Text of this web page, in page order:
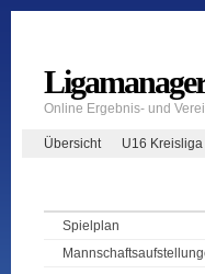
Online Ergebnis- und
Übersicht U16 Kreisliga
Spielplan